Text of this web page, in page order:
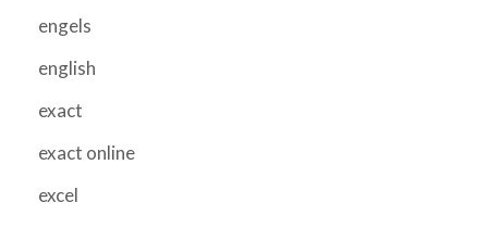
engels
english
exact
exact online
excel